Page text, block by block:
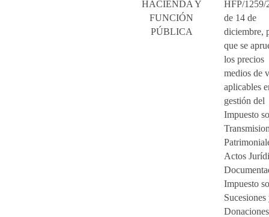
HACIENDA Y
FUNCIÓN
PÚBLICA
HFP/1259/
de 14 de
diciembre,
que se
los precios
medios de
aplicables
gestión del
Impuesto
Actos
Impuesto
Sucesiones